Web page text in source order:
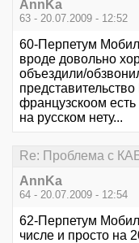
AnnKa
63 - 20.07.2009 - 12:52
60-Перпетум
вроде довольно
объездили/
французскоом
на русском нету...
Re: Проблема с
AnnKa
64 - 20.07.2009 - 12:54
62-Перпетум
числе и просто на